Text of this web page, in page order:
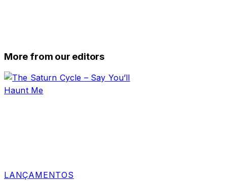
More from our editors
LANÇAMENTOS